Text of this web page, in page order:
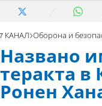
7 КАНАЛ Оборона и
Названо
теракта в
Ронен